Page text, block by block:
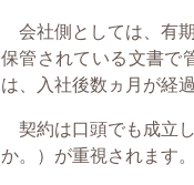
会社側としては、有
保管されている文書で
は、入社後数ヵ月が経
契約は口頭でも成立
か。）が重視されます